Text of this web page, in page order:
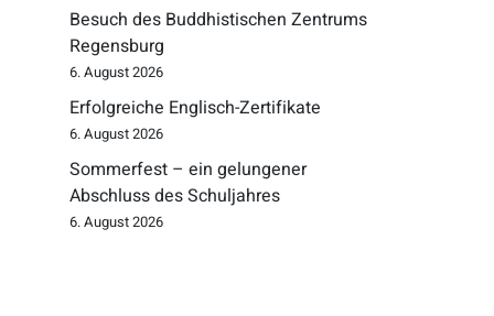
Besuch des Buddhistischen Zentrums
Regensburg
6. August 2026
Erfolgreiche Englisch-Zertifikate
6. August 2026
Sommerfest – ein gelungener
Abschluss des Schuljahres
6. August 2026